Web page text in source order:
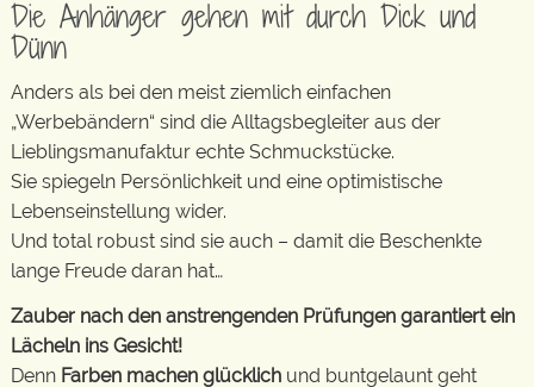
Die Anhänger gehen mit durch Dick und
Dünn
Anders als bei den meist ziemlich einfachen
„Werbebändern“ sind die Alltagsbegleiter aus der
Lieblingsmanufaktur echte Schmuckstücke.
Sie spiegeln Persönlichkeit und eine optimistische
Lebenseinstellung wider.
Und total robust sind sie auch – damit die Beschenkte
lange Freude daran hat…
Zauber nach den anstrengenden Prüfungen garantiert ein
Lächeln ins Gesicht!
Denn Farben machen glücklich und buntgelaunt geht